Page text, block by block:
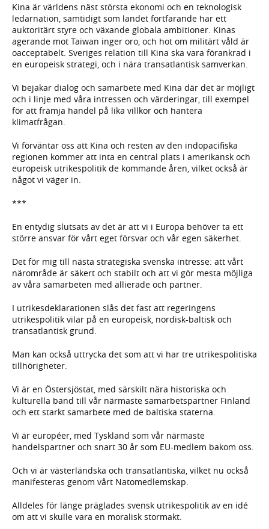
Kina är världens näst största ekonomi och en teknologisk
ledarnation, samtidigt som landet fortfarande har ett
auktoritärt styre och växande globala ambitioner. Kinas
agerande mot Taiwan inger oro, och hot om militärt våld är
oacceptabelt. Sveriges relation till Kina ska vara förankrad i
en europeisk strategi, och i nära transatlantisk samverkan.
Vi bejakar dialog och samarbete med Kina där det är möjligt
och i linje med våra intressen och värderingar, till exempel
för att främja handel på lika villkor och hantera
klimatfrågan.
Vi förväntar oss att Kina och resten av den indopacifiska
regionen kommer att inta en central plats i amerikansk och
europeisk utrikespolitik de kommande åren, vilket också är
något vi väger in.
***
En entydig slutsats av det är att vi i Europa behöver ta ett
större ansvar för vårt eget försvar och vår egen säkerhet.
Det för mig till nästa strategiska svenska intresse: att vårt
närområde är säkert och stabilt och att vi gör mesta möjliga
av våra samarbeten med allierade och partner.
I utrikesdeklarationen slås det fast att regeringens
utrikespolitik vilar på en europeisk, nordisk-baltisk och
transatlantisk grund.
Man kan också uttrycka det som att vi har tre utrikespolitiska
tillhörigheter.
Vi är en Östersjöstat, med särskilt nära historiska och
kulturella band till vår närmaste samarbetspartner Finland
och ett starkt samarbete med de baltiska staterna.
Vi är européer, med Tyskland som vår närmaste
handelspartner och snart 30 år som EU-medlem bakom oss.
Och vi är västerländska och transatlantiska, vilket nu också
manifesteras genom vårt Natomedlemskap.
Alldeles för länge präglades svensk utrikespolitik av en idé
om att vi skulle vara en moralisk stormakt.